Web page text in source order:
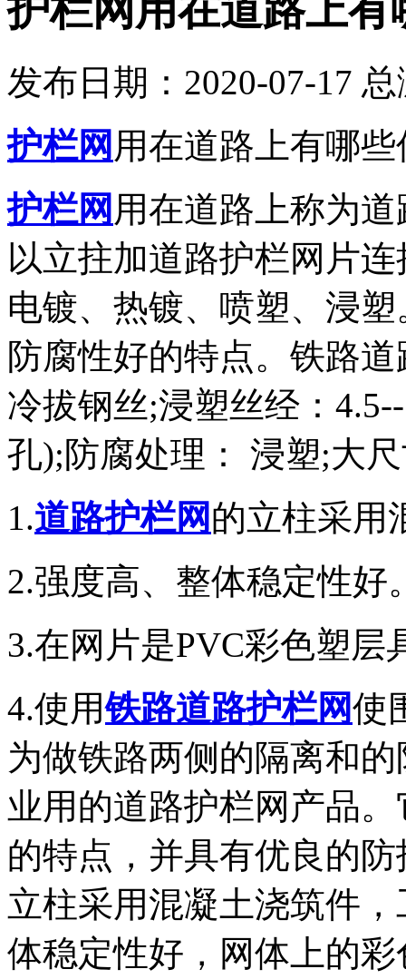
护栏网用在道路上有
发布日期：2020-07-17
护栏网 用在道路上有哪些
护栏网 用在道路上称为
以立拄加道路护栏网片
电镀、热镀、喷塑、浸
防腐性好的特点。铁路
冷拔钢丝;浸塑丝经：
孔);防腐处理： 浸塑;大
1.道路护栏网 的立柱采用
2.强度高、整体稳定性好
3.在网片是PVC彩色塑
4.使用铁路道路护栏网使
为做铁路两侧的隔离和
业用的道路护栏网产品
的特点，并具有优良的
立柱采用混凝土浇筑件
体稳定性好，网体上的